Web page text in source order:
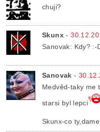
chuji?
Skunx -
Sanovak: Kdy? :-
Sanovak -
Medvěd-taky me
starsi byl lepci
Skunx-co